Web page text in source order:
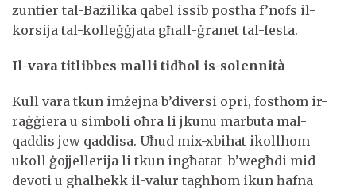
zuntier tal-Bażilika qabel issib postha f’nofs il-
korsija tal-kolleġġjata għall-ġranet tal-festa.
Il-vara titlibbes malli tidħol is-solennità
Kull vara tkun imżejna b’diversi opri, fosthom ir-
raġġiera u simboli oħra li jkunu marbuta mal-
qaddis jew qaddisa. Uħud mix-xbihat ikollhom
ukoll ġojjellerija li tkun ingħatat b’wegħdi mid-
devoti u għalhekk il-valur tagħhom ikun ħafna